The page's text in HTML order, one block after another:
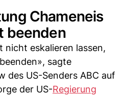
Chameneis
beenden
nicht eskalieren lassen,
sagte
des US-Senders ABC auf
der US-Regierung